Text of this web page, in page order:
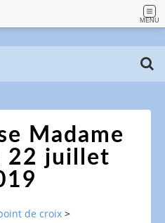
MENU
Madame
22 juillet
de croix >